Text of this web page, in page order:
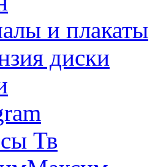
и плакаты
диски
Тв